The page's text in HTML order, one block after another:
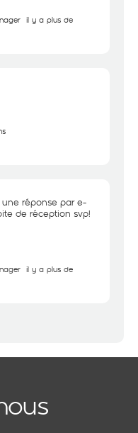
il y a plus de
réponse par e-
de réception svp!
il y a plus de